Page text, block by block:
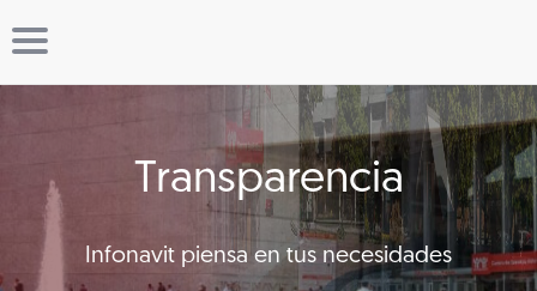
Transparencia
Infonavit piensa en tus necesidades